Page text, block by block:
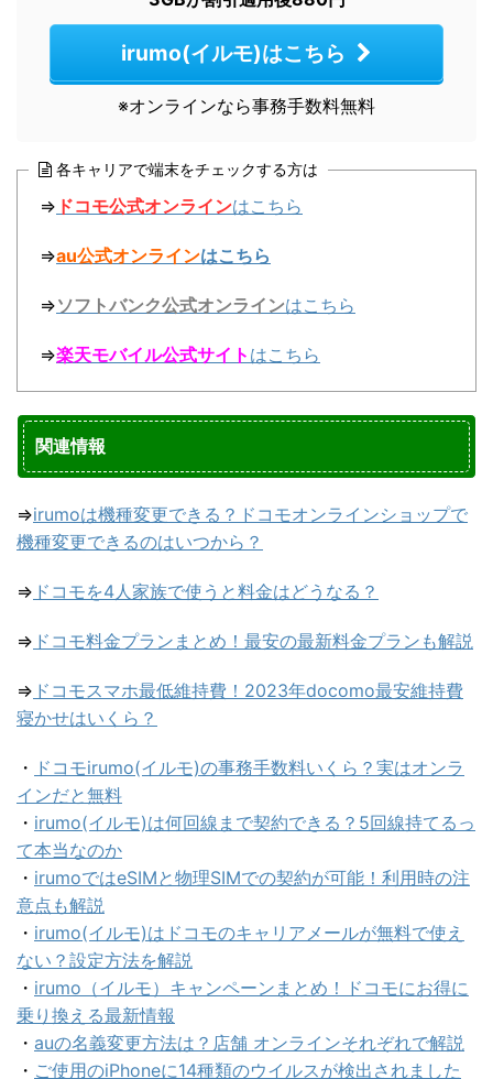
irumo(イルモ)はこちら
※オンラインなら事務手数料無料
各キャリアで端末をチェックする方は
⇒ ドコモ公式オンラインはこちら
⇒au公式オンラインはこちら
⇒ソフトバンク公式オンラインはこちら
⇒楽天モバイル公式サイト はこちら
関連情報
⇒irumoは機種変更できる？ドコモオンラインショップで
機種変更できるのはいつから？
⇒ ドコモを4人家族で使うと料金はどうなる？
⇒ ドコモ料金プランまとめ！最安の最新料金プランも解説
⇒ ドコモスマホ最低維持費！2023年docomo最安維持費
寝かせはいくら？
・ ドコモirumo(イルモ)の事務手数料いくら？実はオンラ
インだと無料
・ irumo(イルモ)は何回線まで契約できる？5回線持てるっ
て本当なのか
・ irumoではeSIMと物理SIMでの契約が可能！利用時の注
意点も解説
・ irumo(イルモ)はドコモのキャリアメールが無料で使え
ない？設定方法を解説
・ irumo（イルモ）キャンペーンまとめ！ドコモにお得に
乗り換える最新情報
・ auの名義変更方法は？店舗 オンラインそれぞれで解説
・ ご使用のiPhoneに14種類のウイルスが検出されました